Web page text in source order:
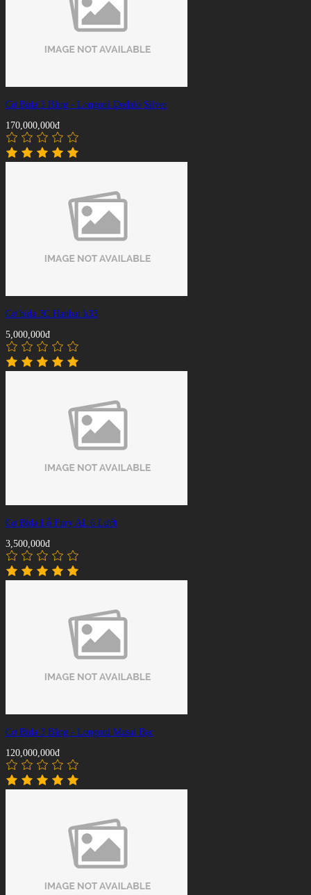
Cơ Bida 3 Băng - Longoni Dedalo Silver
170,000,000đ
Cơ bida 3C Hanbat k33
5,000,000đ
Cơ Bida Lỗ Fury AL 6 Lướt
3,500,000đ
Cơ Bida 3 Băng - Longoni Masai Bạc
120,000,000đ